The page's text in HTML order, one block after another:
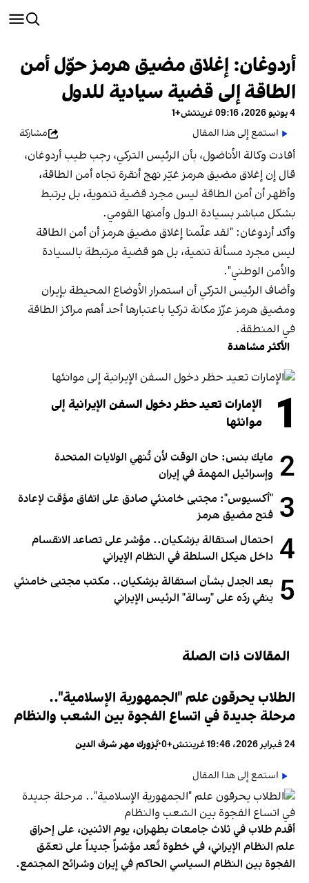
أردوغان: إغلاق مضيق هرمز حوّل أمن
الطاقة إلى قضية سيادية للدول
4 يونيو 2026، 09:16 غرينتش+1
استمع إلى هذا المقال
مشاركة
أفادت وكالة الأناضول، بأن الرئيس التركي، رجب طيب أردوغان،
قال إن إغلاق مضيق هرمز غيّر نهج أنقرة تجاه أمن الطاقة،
وأظهر أن أمن الطاقة ليس مجرد قضية تنموية، بل يرتبط
بشكل مباشر بسيادة الدول وأمنها القومي.
وأكد أردوغان: "لقد علّمنا إغلاق مضيق هرمز أن أمن الطاقة
ليس مجرد مسألة تنمية، بل هو قضية مرتبطة بالسيادة
والأمن الوطني".
وأضاف الرئيس التركي أن استمرار الأوضاع المحيطة بإيران
ومضيق هرمز عزّز مكانة تركيا باعتبارها أحد أهم مراكز الطاقة
في المنطقة.
الأكثر مشاهدة
1
الإمارات تعيد حظر دخول السفن الإيرانية إلى
موانئها
2 مايك بنس: حان الوقت لأن تُنهي الولايات المتحدة
وإسرائيل المهمة في إيران
3 "أكسيوس": مجتبى خامنئي صادق على اتفاق مؤقت لإعادة
فتح مضيق هرمز
4 احتمال استقالة بزشكيان.. مؤشر على تصاعد الانقسام
داخل هيكل السلطة في النظام الإيراني
5 بعد الجدل بشأن استقالة بزشكيان.. مكتب مجتبى خامنئي
ينفي ردّه على "رسالة" الرئيس الإيراني
المقالات ذات الصلة
الطلاب يحرقون علم "الجمهورية الإسلامية"..
مرحلة جديدة في اتساع الفجوة بين الشعب والنظام
24 فبراير 2026، 19:46 غرينتش+0 •بُزورك مهر شرف الدين
استمع إلى هذا المقال
أقدم طلاب في ثلاث جامعات بطهران، يوم الاثنين، على إحراق
علم النظام الإيراني، في خطوة تُعد مؤشراً جديداً على تعمّق
الفجوة بين النظام السياسي الحاكم في إيران وشرائح المجتمع.